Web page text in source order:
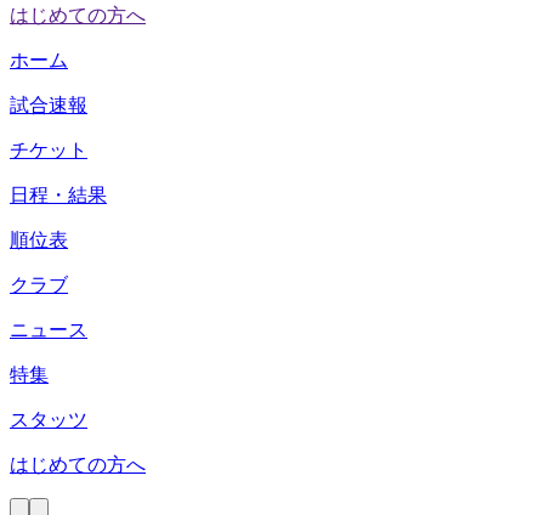
はじめての方へ
ホーム
試合速報
チケット
日程・結果
順位表
クラブ
ニュース
特集
スタッツ
はじめての方へ